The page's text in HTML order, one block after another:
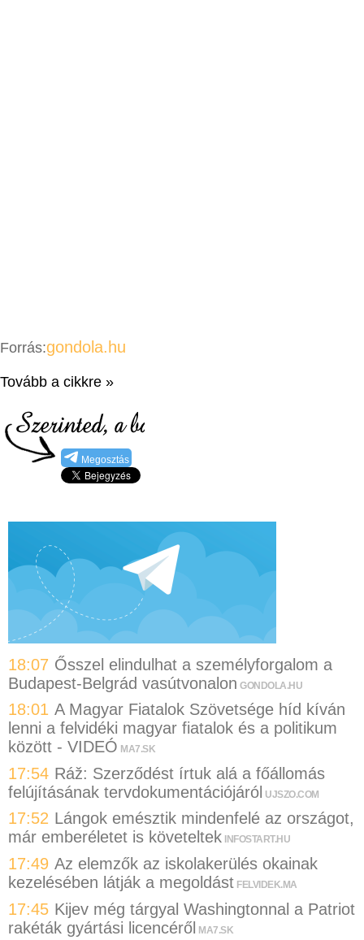
Forrás:gondola.hu
Tovább a cikkre »
Megosztás
18:07 Ősszel elindulhat a személyforgalom a
Budapest-Belgrád vasútvonalon GONDOLA.HU
18:01 A Magyar Fiatalok Szövetsége híd kíván
lenni a felvidéki magyar fiatalok és a politikum
között - VIDEÓ MA7.SK
17:54 Ráž: Szerződést írtuk alá a főállomás
felújításának tervdokumentációjáról UJSZO.COM
17:52 Lángok emésztik mindenfelé az országot,
már emberéletet is követeltek INFOSTART.HU
17:49 Az elemzők az iskolakerülés okainak
kezelésében látják a megoldást FELVIDEK.MA
17:45 Kijev még tárgyal Washingtonnal a Patriot
rakéták gyártási licencéről MA7.SK